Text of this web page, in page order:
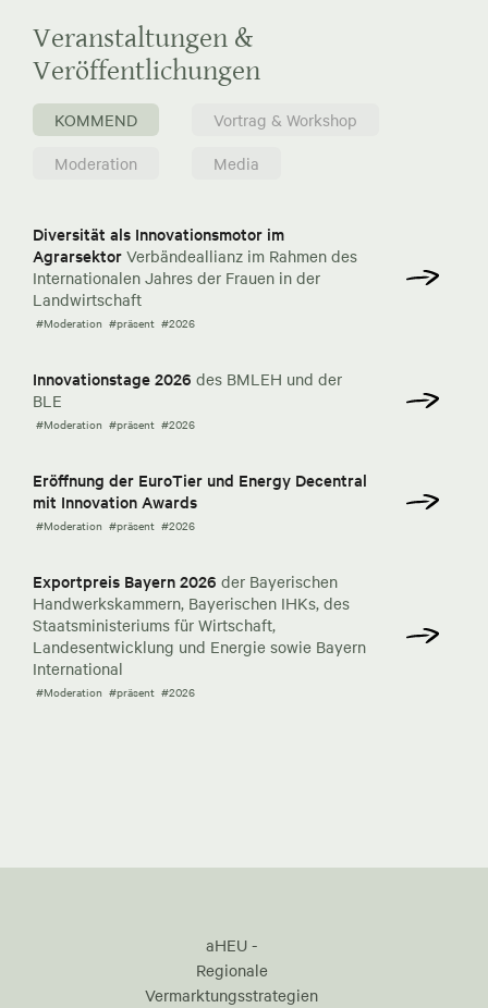
Veranstaltungen &
Veröffentlichungen
KOMMEND
Vortrag & Workshop
Moderation
Media
Diversität als Innovationsmotor im
Agrarsektor Verbändeallianz im Rahmen des
Internationalen Jahres der Frauen in der
Landwirtschaft
#Moderation #präsent #2026
Innovationstage 2026 des BMLEH und der
BLE
#Moderation #präsent #2026
Eröffnung der EuroTier und Energy Decentral
mit Innovation Awards
#Moderation #präsent #2026
Exportpreis Bayern 2026 der Bayerischen
Handwerkskammern, Bayerischen IHKs, des
Staatsministeriums für Wirtschaft,
Landesentwicklung und Energie sowie Bayern
International
#Moderation #präsent #2026
aHEU -
Regionale
Vermarktungsstrategien